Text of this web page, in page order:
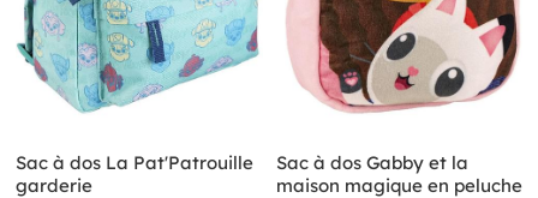
Sac à dos La Pat'Patrouille
garderie
Sac à dos Gabby et la
maison magique en peluche